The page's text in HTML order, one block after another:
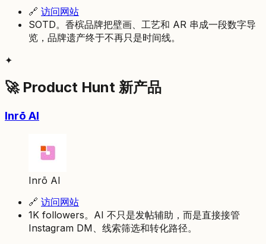
🔗 访问网站
SOTD。香槟品牌把壁画、工艺和 AR 串成一段数字导
览，品牌遗产终于不再只是时间线。
✦
🚀 Product Hunt 新产品
Inrō AI
Inrō AI
🔗 访问网站
1K followers。AI 不只是发帖辅助，而是直接接管
Instagram DM、线索筛选和转化路径。